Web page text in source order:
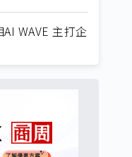
WAVE 主打企